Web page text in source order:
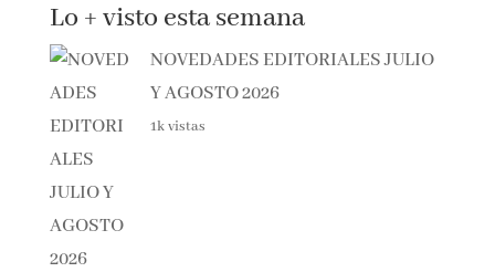
Lo + visto esta semana
NOVEDADES EDITORIALES JULIO
Y AGOSTO 2026
1k vistas